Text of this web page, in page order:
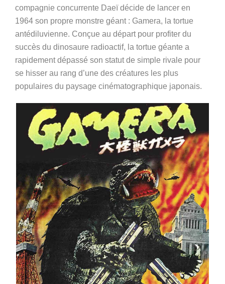
compagnie concurrente Daeï décide de lancer en
1964 son propre monstre géant : Gamera, la tortue
antédiluvienne. Conçue au départ pour profiter du
succès du dinosaure radioactif, la tortue géante a
rapidement dépassé son statut de simple rivale pour
se hisser au rang d’une des créatures les plus
populaires du paysage cinématographique japonais.